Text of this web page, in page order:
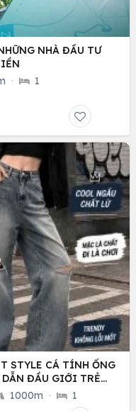
NHÀ ĐẦU TƯ
· 1
STYLE CÁ TÍNH ỐNG
DẪN ĐẦU GIỚI TRẺ
1000m · 1